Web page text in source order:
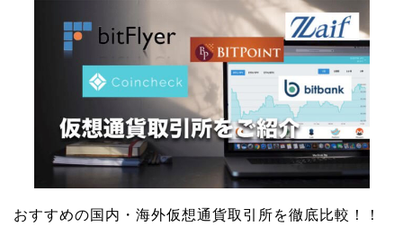
おすすめの国内・海外仮想通貨取引所を徹底比較！！